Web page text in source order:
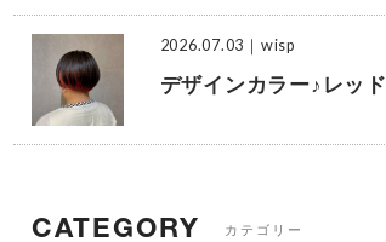
2026.07.03 ｜wisp
デザインカラー♪レッド
CATEGORY カテゴリー